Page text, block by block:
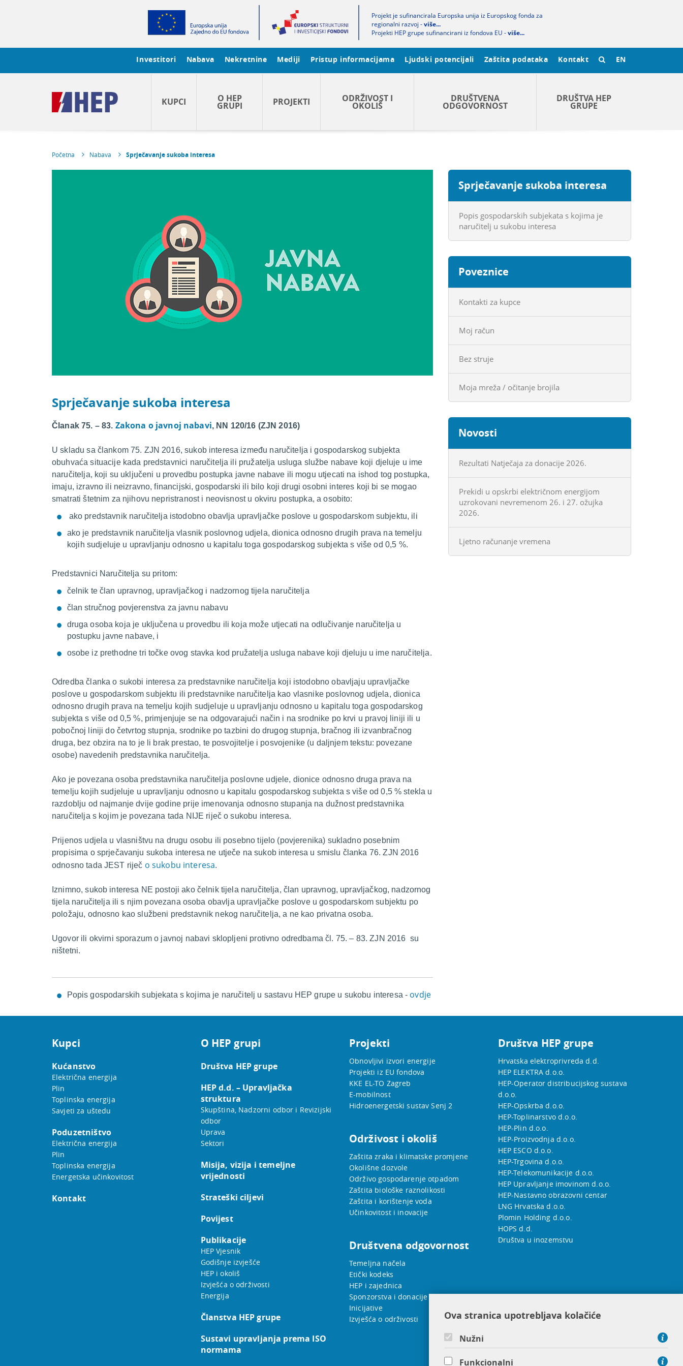
Projekt je sufinancirala Europska unija iz Europskog fonda za
regionalni razvoj -više...
Projekti HEP grupe sufinancirani iz fondova EU -više...
Investitori Nabava Nekretnine Mediji Pristup informacijama Ljudski potencijali Zaštita podataka Kontakt EN
KUPCI O HEP
GRUPI PROJEKTI ODRŽIVOST I
OKOLIŠ
DRUŠTVENA
ODGOVORNOST
DRUŠTVA HEP
GRUPE
Početna Nabava Sprječavanje sukoba interesa
Sprječavanje sukoba interesa
Članak 75. – 83. Zakona o javnoj nabavi, NN 120/16 (ZJN 2016)
U skladu sa člankom 75. ZJN 2016, sukob interesa između naručitelja i gospodarskog subjekta
obuhvaća situacije kada predstavnici naručitelja ili pružatelja usluga službe nabave koji djeluje u ime
naručitelja, koji su uključeni u provedbu postupka javne nabave ili mogu utjecati na ishod tog postupka,
imaju, izravno ili neizravno, financijski, gospodarski ili bilo koji drugi osobni interes koji bi se mogao
smatrati štetnim za njihovu nepristranost i neovisnost u okviru postupka, a osobito:
ako predstavnik naručitelja istodobno obavlja upravljačke poslove u gospodarskom subjektu, ili
ako je predstavnik naručitelja vlasnik poslovnog udjela, dionica odnosno drugih prava na temelju
kojih sudjeluje u upravljanju odnosno u kapitalu toga gospodarskog subjekta s više od 0,5 %.
Predstavnici Naručitelja su pritom:
čelnik te član upravnog, upravljačkog i nadzornog tijela naručitelja
član stručnog povjerenstva za javnu nabavu
druga osoba koja je uključena u provedbu ili koja može utjecati na odlučivanje naručitelja u
postupku javne nabave, i
osobe iz prethodne tri točke ovog stavka kod pružatelja usluga nabave koji djeluju u ime naručitelja.
Odredba članka o sukobi interesa za predstavnike naručitelja koji istodobno obavljaju upravljačke
poslove u gospodarskom subjektu ili predstavnike naručitelja kao vlasnike poslovnog udjela, dionica
odnosno drugih prava na temelju kojih sudjeluje u upravljanju odnosno u kapitalu toga gospodarskog
subjekta s više od 0,5 %, primjenjuje se na odgovarajući način i na srodnike po krvi u pravoj liniji ili u
pobočnoj liniji do četvrtog stupnja, srodnike po tazbini do drugog stupnja, bračnog ili izvanbračnog
druga, bez obzira na to je li brak prestao, te posvojitelje i posvojenike (u daljnjem tekstu: povezane
osobe) navedenih predstavnika naručitelja.
Ako je povezana osoba predstavnika naručitelja poslovne udjele, dionice odnosno druga prava na
temelju kojih sudjeluje u upravljanju odnosno u kapitalu gospodarskog subjekta s više od 0,5 % stekla u
razdoblju od najmanje dvije godine prije imenovanja odnosno stupanja na dužnost predstavnika
naručitelja s kojim je povezana tada NIJE riječ o sukobu interesa.
Prijenos udjela u vlasništvu na drugu osobu ili posebno tijelo (povjerenika) sukladno posebnim
propisima o sprječavanju sukoba interesa ne utječe na sukob interesa u smislu članka 76. ZJN 2016
odnosno tada JEST riječ o sukobu interesa.
Iznimno, sukob interesa NE postoji ako čelnik tijela naručitelja, član upravnog, upravljačkog, nadzornog
tijela naručitelja ili s njim povezana osoba obavlja upravljačke poslove u gospodarskom subjektu po
položaju, odnosno kao službeni predstavnik nekog naručitelja, a ne kao privatna osoba.
Ugovor ili okvirni sporazum o javnoj nabavi sklopljeni protivno odredbama čl. 75. – 83. ZJN 2016 su
ništetni.
Popis gospodarskih subjekata s kojima je naručitelj u sastavu HEP grupe u sukobu interesa - ovdje
Sprječavanje sukoba interesa
Popis gospodarskih subjekata s kojima je
naručitelj u sukobu interesa
Poveznice
Kontakti za kupce
Moj račun
Bez struje
Moja mreža / očitanje brojila
Novosti
Rezultati Natječaja za donacije 2026.
Prekidi u opskrbi električnom energijom
uzrokovani nevremenom 26. i 27. ožujka
2026.
Ljetno računanje vremena
Kupci
Kućanstvo
Električna energija
Plin
Toplinska energija
Savjeti za uštedu
Poduzetništvo
Električna energija
Plin
Toplinska energija
Energetska učinkovitost
Kontakt
O HEP grupi
Društva HEP grupe
HEP d.d. – Upravljačka
struktura
Skupština, Nadzorni odbor i Revizijski
odbor
Uprava
Sektori
Misija, vizija i temeljne
vrijednosti
Strateški ciljevi
Povijest
Publikacije
HEP Vjesnik
Godišnje izvješće
HEP i okoliš
Izvješća o održivosti
Energija
Članstva HEP grupe
Sustavi upravljanja prema ISO
normama
Projekti
Obnovljivi izvori energije
Projekti iz EU fondova
KKE EL-TO Zagreb
E-mobilnost
Hidroenergetski sustav Senj 2
Održivost i okoliš
Zaštita zraka i klimatske promjene
Okolišne dozvole
Održivo gospodarenje otpadom
Zaštita biološke raznolikosti
Zaštita i korištenje voda
Učinkovitost i inovacije
Društvena odgovornost
Temeljna načela
Etički kodeks
HEP i zajednica
Sponzorstva i donacije
Inicijative
Izvješća o održivosti
Društva HEP grupe
Hrvatska elektroprivreda d.d.
HEP ELEKTRA d.o.o.
HEP-Operator distribucijskog sustava
d.o.o.
HEP-Opskrba d.o.o.
HEP-Toplinarstvo d.o.o.
HEP-Plin d.o.o.
HEP-Proizvodnja d.o.o.
HEP ESCO d.o.o.
HEP-Trgovina d.o.o.
HEP-Telekomunikacije d.o.o.
HEP Upravljanje imovinom d.o.o.
HEP-Nastavno obrazovni centar
LNG Hrvatska d.o.o.
Plomin Holding d.o.o.
HOPS d.d.
Društva u inozemstvu
Ova stranica upotrebljava kolačiće
Nužni
Funkcionalni